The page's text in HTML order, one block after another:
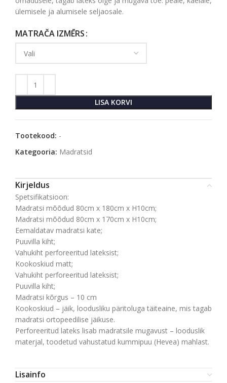
ülemisele ja alumisele seljaosale.
MATRAČA IZMĒRS
LISA KORVI
Tootekood: -
Kategooria: Madratsid
Kirjeldus
Spetsifikatsioon:
Madratsi mõõdud 80cm x 180cm x H10cm;
Madratsi mõõdud 80cm x 170cm x H10cm;
Eemaldatav madratsi kate;
Puuvilla kiht;
Vahukiht perforeeritud lateksist;
Kookoskiud matt;
Vahukiht perforeeritud lateksist;
Puuvilla kiht;
Madratsi kõrgus – 10 cm
Kookoskiud – jäik, loodusliku päritoluga täiteaine, mis tagab
madratsi ortopeedilise jäikuse.
Perforeeritud lateks lisab madratsile mugavust – looduslik
materjal, toodetud vahustatud kummipuu (Hevea) mahlast.
Lisainfo